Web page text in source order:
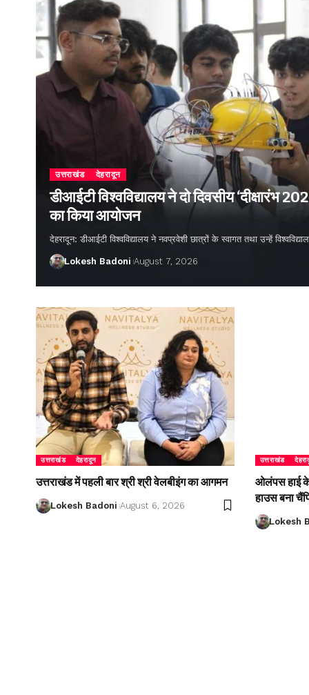
उत्तराखंड देहरादून
डीआईटी विश्वविद्यालय ने दो दिवसीय ‘दीक्षारंभ
का किया आयोजन
देहरादून: डीआईटी विश्वविद्यालय ने नवप्रवेशी छात्रों के स्वागत तथा उन्हें
Lokesh Badoni August 7, 2026
उत्तराखंड देहरादून
उत्तराखंड में पहली बार श्री श्री वेलबीइंग का आगमन
Lokesh Badoni August 6, 2026
उत्तराखंड
ओलंपस हाई के
हाउस बना
Lokesh